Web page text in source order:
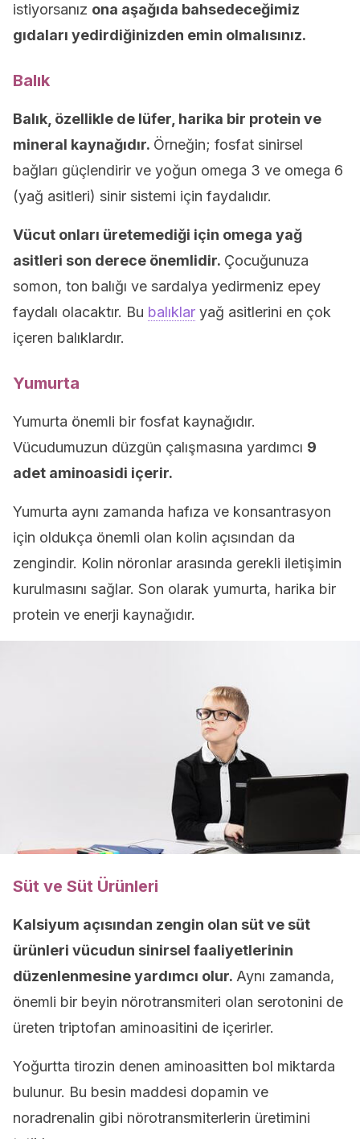
istiyorsanız ona aşağıda bahsedeceğimiz
gıdaları yedirdiğinizden emin olmalısınız.
Balık
Balık, özellikle de lüfer, harika bir protein ve
mineral kaynağıdır. Örneğin; fosfat sinirsel
bağları güçlendirir ve yoğun omega 3 ve omega 6
(yağ asitleri) sinir sistemi için faydalıdır.
Vücut onları üretemediği için omega yağ
asitleri son derece önemlidir. Çocuğunuza
somon, ton balığı ve sardalya yedirmeniz epey
faydalı olacaktır. Bu balıklar yağ asitlerini en çok
içeren balıklardır.
Yumurta
Yumurta önemli bir fosfat kaynağıdır.
Vücudumuzun düzgün çalışmasına yardımcı 9
adet aminoasidi içerir.
Yumurta aynı zamanda hafıza ve konsantrasyon
için oldukça önemli olan kolin açısından da
zengindir. Kolin nöronlar arasında gerekli iletişimin
kurulmasını sağlar. Son olarak yumurta, harika bir
protein ve enerji kaynağıdır.
Süt ve Süt Ürünleri
Kalsiyum açısından zengin olan süt ve süt
ürünleri vücudun sinirsel faaliyetlerinin
düzenlenmesine yardımcı olur. Aynı zamanda,
önemli bir beyin nörotransmiteri olan serotonini de
üreten triptofan aminoasitini de içerirler.
Yoğurtta tirozin denen aminoasitten bol miktarda
bulunur. Bu besin maddesi dopamin ve
noradrenalin gibi nörotransmiterlerin üretimini